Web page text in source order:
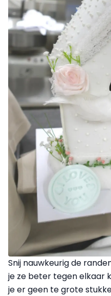
Snij nauwkeurig de
je ze beter tegen elkaar
je er geen te grote